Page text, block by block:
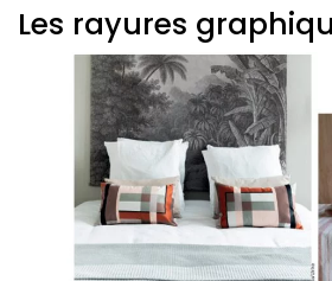
Les rayures